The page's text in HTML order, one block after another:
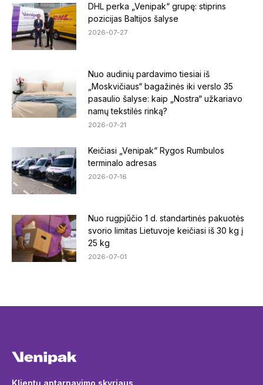
DHL perka „Venipak“ grupę: stiprins
pozicijas Baltijos šalyse
2026-07-27
Nuo audinių pardavimo tiesiai iš
„Moskvičiaus“ bagažinės iki verslo 35
pasaulio šalyse: kaip „Nostra“ užkariavo
namų tekstilės rinką?
2026-07-21
Keičiasi „Venipak“ Rygos Rumbulos
terminalo adresas
2026-07-16
Nuo rugpjūčio 1 d. standartinės pakuotės
svorio limitas Lietuvoje keičiasi iš 30 kg į
25 kg
2026-07-01
Klientų aptarnavimo skyriaus